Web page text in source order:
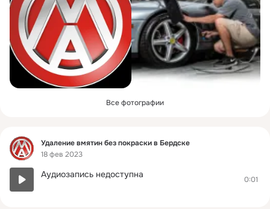
Все фотографии
Фид
Удаление вмятин без покраски в Бердске
18 фев 2023
Аудиозапись недоступна 0:01